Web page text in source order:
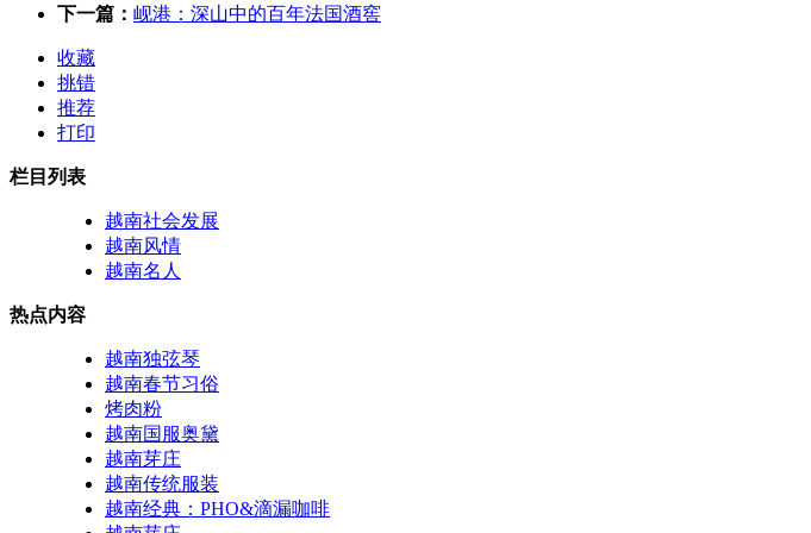
下一篇： 岘港：深山中的百年法国酒窖
收藏
挑错
推荐
打印
栏目列表
越南社会发展
越南风情
越南名人
热点内容
越南独弦琴
越南春节习俗
烤肉粉
越南国服奥黛
越南芽庄
越南传统服装
越南经典：PHO&滴漏咖啡